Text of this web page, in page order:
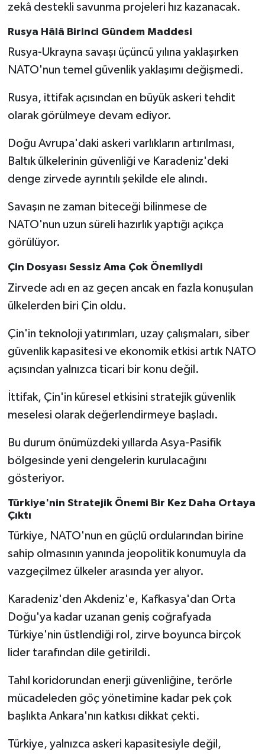
zekâ destekli savunma projeleri hız kazanacak.
Rusya Hâlâ Birinci Gündem Maddesi
Rusya-Ukrayna savaşı üçüncü yılına yaklaşırken
NATO'nun temel güvenlik yaklaşımı değişmedi.
Rusya, ittifak açısından en büyük askeri tehdit
olarak görülmeye devam ediyor.
Doğu Avrupa'daki askeri varlıkların artırılması,
Baltık ülkelerinin güvenliği ve Karadeniz'deki
denge zirvede ayrıntılı şekilde ele alındı.
Savaşın ne zaman biteceği bilinmese de
NATO'nun uzun süreli hazırlık yaptığı açıkça
görülüyor.
Çin Dosyası Sessiz Ama Çok Önemliydi
Zirvede adı en az geçen ancak en fazla konuşulan
ülkelerden biri Çin oldu.
Çin'in teknoloji yatırımları, uzay çalışmaları, siber
güvenlik kapasitesi ve ekonomik etkisi artık NATO
açısından yalnızca ticari bir konu değil.
İttifak, Çin'in küresel etkisini stratejik güvenlik
meselesi olarak değerlendirmeye başladı.
Bu durum önümüzdeki yıllarda Asya-Pasifik
bölgesinde yeni dengelerin kurulacağını
gösteriyor.
Türkiye'nin Stratejik Önemi Bir Kez Daha Ortaya
Çıktı
Türkiye, NATO'nun en güçlü ordularından birine
sahip olmasının yanında jeopolitik konumuyla da
vazgeçilmez ülkeler arasında yer alıyor.
Karadeniz'den Akdeniz'e, Kafkasya'dan Orta
Doğu'ya kadar uzanan geniş coğrafyada
Türkiye'nin üstlendiği rol, zirve boyunca birçok
lider tarafından dile getirildi.
Tahıl koridorundan enerji güvenliğine, terörle
mücadeleden göç yönetimine kadar pek çok
başlıkta Ankara'nın katkısı dikkat çekti.
Türkiye, yalnızca askeri kapasitesiyle değil,